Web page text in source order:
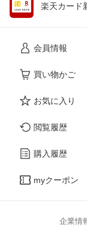
楽天カード
会員情報
買い物かご
お気に入り
閲覧履歴
購入履歴
myクーポン
企業情